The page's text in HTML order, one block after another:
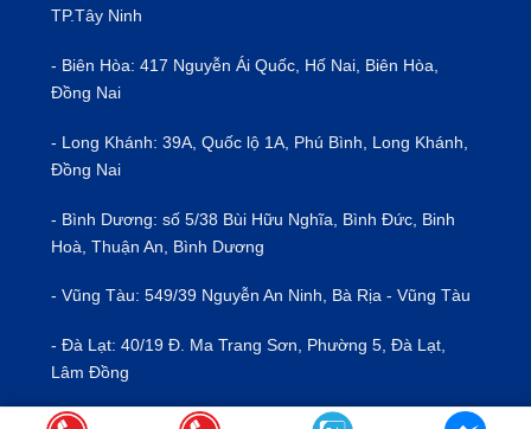
TP.Tây Ninh
- Biên Hòa: 417 Nguyễn Ái Quốc, Hố Nai, Biên Hòa,
Đồng Nai
- Long Khánh: 39A, Quốc lộ 1A, Phú Bình, Long Khánh,
Đồng Nai
- Bình Dương: số 5/38 Bùi Hữu Nghĩa, Bình Đức, Binh
Hoà, Thuận An, Bình Dương
- Vũng Tàu: 549/39 Nguyễn An Ninh, Bà Rịa - Vũng Tàu
- Đà Lạt: 40/19 Đ. Ma Trang Sơn, Phường 5, Đà Lạt,
Lâm Đồng